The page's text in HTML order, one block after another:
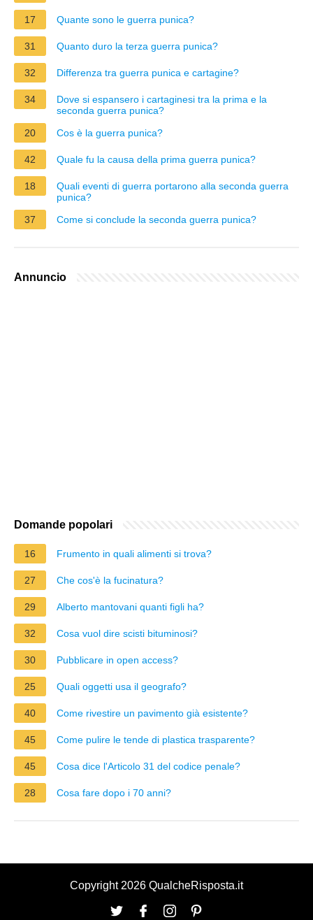
17 Quante sono le guerra punica?
31 Quanto duro la terza guerra punica?
32 Differenza tra guerra punica e cartagine?
34
Dove si espansero i cartaginesi tra la prima e la
seconda guerra punica?
20
Cos è la guerra punica?
42 Quale fu la causa della prima guerra punica?
18
Quali eventi di guerra portarono alla seconda guerra
punica?
37
Come si conclude la seconda guerra punica?
Annuncio
Domande popolari
16 Frumento in quali alimenti si trova?
27 Che cos'è la fucinatura?
29 Alberto mantovani quanti figli ha?
32 Cosa vuol dire scisti bituminosi?
30 Pubblicare in open access?
25 Quali oggetti usa il geografo?
40 Come rivestire un pavimento già esistente?
45 Come pulire le tende di plastica trasparente?
45 Cosa dice l'Articolo 31 del codice penale?
28 Cosa fare dopo i 70 anni?
Copyright 2026 QualcheRisposta.it